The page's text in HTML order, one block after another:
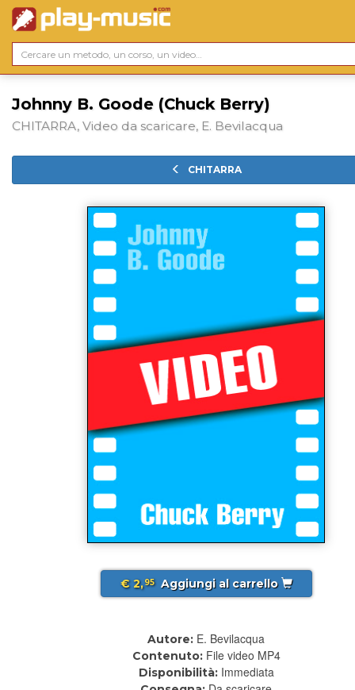
Johnny B. Goode (Chuck Berry)
CHITARRA, Video da scaricare, E. Bevilacqua
CHITARRA
€ 2,95 Aggiungi al carrello
Autore: E. Bevilacqua
Contenuto: File video MP4
Disponibilità: Immediata